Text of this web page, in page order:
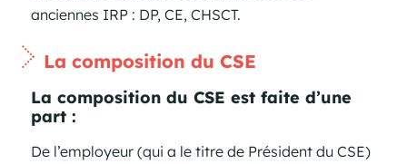
anciennes IRP : DP, CE, CHSCT.
La composition du CSE
La composition du CSE est faite d’une
part :
De l’employeur (qui a le titre de Président du CSE)